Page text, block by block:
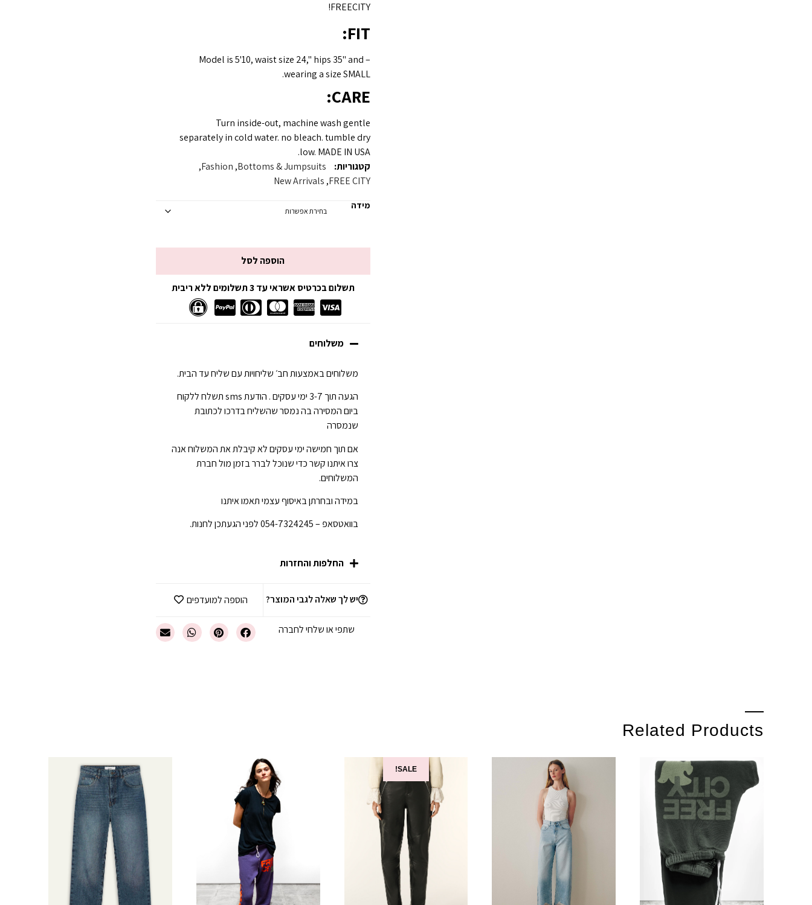
FREECITY!
FIT:
– Model is 5'10, waist size 24," hips 35" and
wearing a size SMALL.
CARE:
Turn inside-out, machine wash gentle
separately in cold water. no bleach. tumble dry
low. MADE IN USA.
קטגוריות:
Bottoms & Jumpsuits
,
Fashion
,
FREE CITY
,
New Arrivals
מידה
הוספה לסל
תשלום בכרטיס אשראי עד 3 תשלומים ללא ריבית
משלוחים
משלוחים באמצעות חב׳ שליחויות עם שליח עד הבית.
הגעה תוך 3-7 ימי עסקים . הודעת sms תשלח ללקוח
ביום המסירה בה נמסר שהשליח בדרכו לכתובת
שנמסרה
אם תוך חמישה ימי עסקים לא קיבלת את המשלוח אנה
צרו איתנו קשר כדי שנוכל לברר בזמן מול חברת
המשלוחים.
במידה ובחרתן באיסוף עצמי תאמו איתנו
בוואטסאפ – 054-7324245 לפני הגעתכן לחנות.
החלפות והחזרות
יש לך שאלה לגבי המוצר? הוספה למועדפים
שתפי או שלחי לחברה
Related Products
SALE!